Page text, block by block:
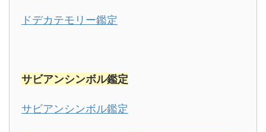
ドデカテモリー鑑定
サビアンシンボル鑑定
サビアンシンボル鑑定